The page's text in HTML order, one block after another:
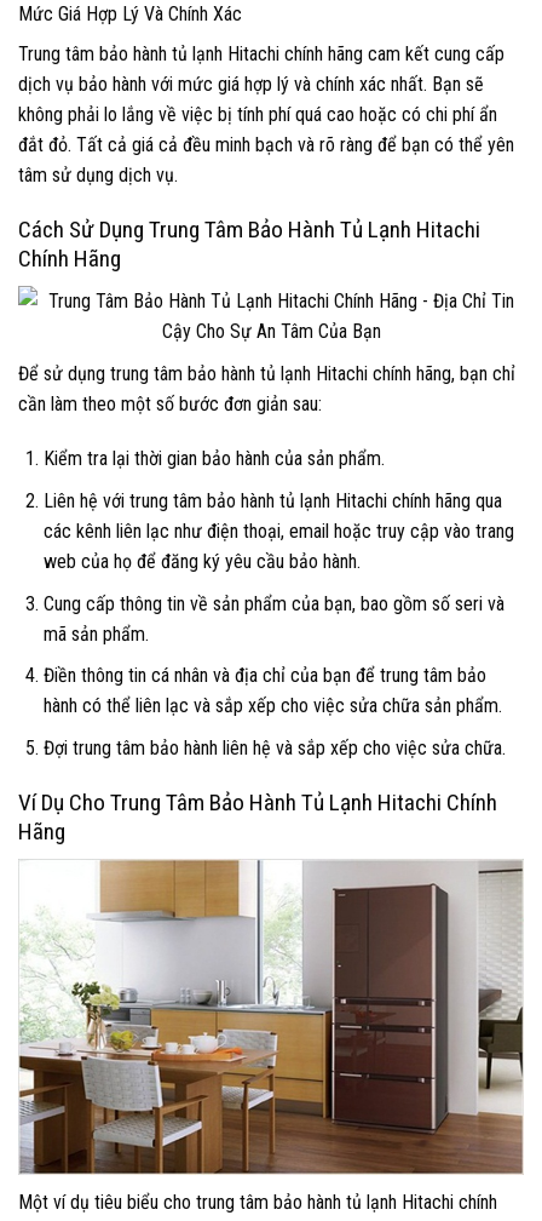
Mức Giá Hợp Lý Và Chính Xác
Trung tâm bảo hành tủ lạnh Hitachi chính hãng cam kết cung cấp
dịch vụ bảo hành với mức giá hợp lý và chính xác nhất. Bạn sẽ
không phải lo lắng về việc bị tính phí quá cao hoặc có chi phí ẩn
đắt đỏ. Tất cả giá cả đều minh bạch và rõ ràng để bạn có thể yên
tâm sử dụng dịch vụ.
Cách Sử Dụng Trung Tâm Bảo Hành Tủ Lạnh Hitachi
Chính Hãng
Để sử dụng trung tâm bảo hành tủ lạnh Hitachi chính hãng, bạn chỉ
cần làm theo một số bước đơn giản sau:
Kiểm tra lại thời gian bảo hành của sản phẩm.
Liên hệ với trung tâm bảo hành tủ lạnh Hitachi chính hãng qua
các kênh liên lạc như điện thoại, email hoặc truy cập vào trang
web của họ để đăng ký yêu cầu bảo hành.
Cung cấp thông tin về sản phẩm của bạn, bao gồm số seri và
mã sản phẩm.
Điền thông tin cá nhân và địa chỉ của bạn để trung tâm bảo
hành có thể liên lạc và sắp xếp cho việc sửa chữa sản phẩm.
Đợi trung tâm bảo hành liên hệ và sắp xếp cho việc sửa chữa.
Ví Dụ Cho Trung Tâm Bảo Hành Tủ Lạnh Hitachi Chính
Hãng
Một ví dụ tiêu biểu cho trung tâm bảo hành tủ lạnh Hitachi chính